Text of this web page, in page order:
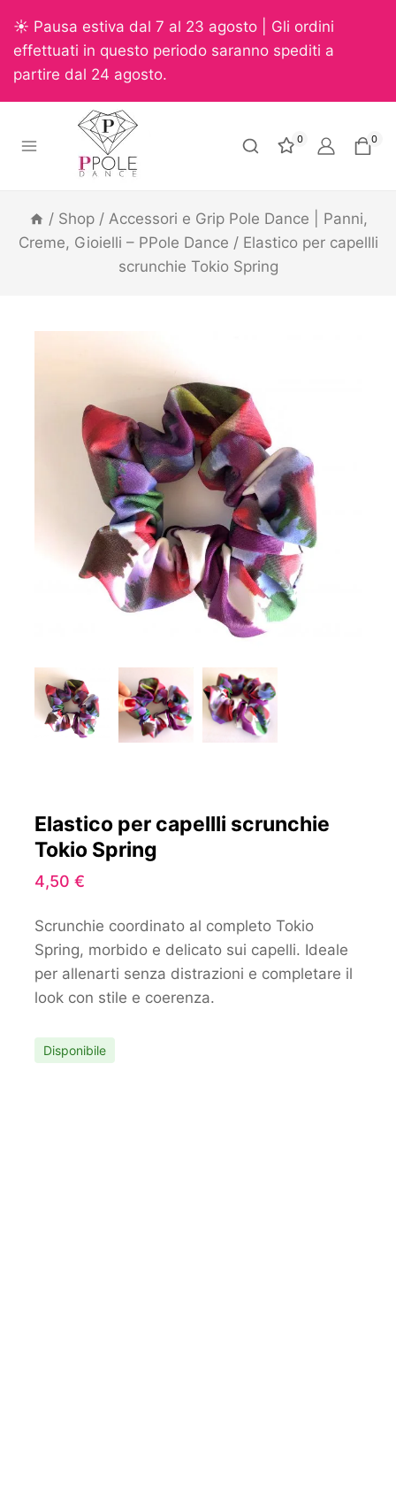
☀️ Pausa estiva dal 7 al 23 agosto | Gli ordini
effettuati in questo periodo saranno spediti a
partire dal 24 agosto.
0 0
/ Shop / Accessori e Grip Pole Dance | Panni,
Creme, Gioielli – PPole Dance / Elastico per capellli
scrunchie Tokio Spring
Elastico per capellli scrunchie
Tokio Spring
4,50 €
Scrunchie coordinato al completo Tokio
Spring, morbido e delicato sui capelli. Ideale
per allenarti senza distrazioni e completare il
look con stile e coerenza.
Disponibile